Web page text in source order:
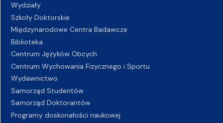
Wydziały
Szkoły Doktorskie
Międzynarodowe Centra Badawcze
Biblioteka
Centrum Języków Obcych
Centrum Wychowania Fizycznego i Sportu
Wydawnictwo
Samorząd Studentów
Samorząd Doktorantów
Programy doskonałości naukowej